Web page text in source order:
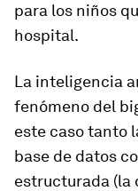
para los niños
hospital.
La inteligencia
fenómeno del
este caso tanto
base de datos
estructurada (la